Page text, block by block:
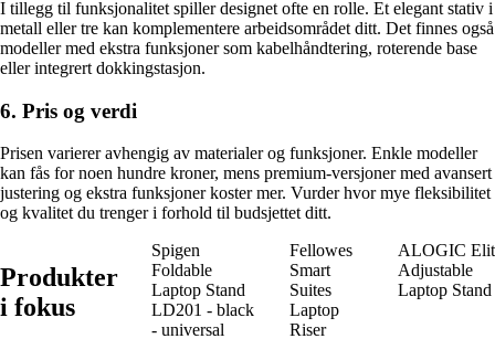
I tillegg til funksjonalitet spiller designet ofte en rolle. Et elegant stativ i
metall eller tre kan komplementere arbeidsområdet ditt. Det finnes også
modeller med ekstra funksjoner som kabelhåndtering, roterende base
eller integrert dokkingstasjon.
6. Pris og verdi
Prisen varierer avhengig av materialer og funksjoner. Enkle modeller
kan fås for noen hundre kroner, mens premium-versjoner med avansert
justering og ekstra funksjoner koster mer. Vurder hvor mye fleksibilitet
og kvalitet du trenger i forhold til budsjettet ditt.
Produkter
i fokus
Spigen
Foldable
Laptop Stand
LD201 - black
- universal
Fellowes
Smart
Suites
Laptop
Riser
ALOGIC
Adjustable
Laptop Stand